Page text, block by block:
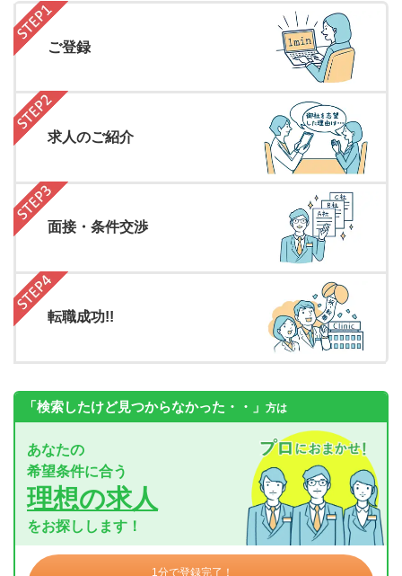
ご登録
求人のご紹介
面接・条件交渉
転職成功!!
「検索したけど見つからなかった・・」 方は
あなたの
希望条件に合う
理想の求人
をお探しします！
1分で登録完了！